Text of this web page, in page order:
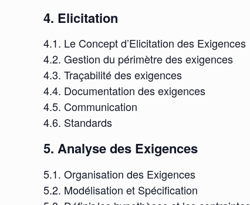
4. Elicitation
4.1. Le Concept d’Elicitation des Exigences
4.2. Gestion du périmètre des exigences
4.3. Traçabilité des exigences
4.4. Documentation des exigences
4.5. Communication
4.6. Standards
5. Analyse des Exigences
5.1. Organisation des Exigences
5.2. Modélisation et Spécification